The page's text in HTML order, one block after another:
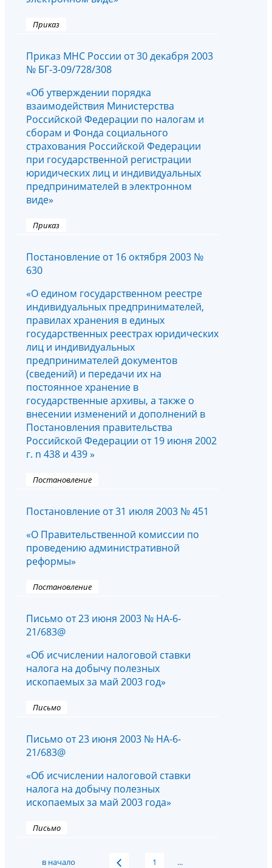
Приказ
Приказ МНС России от 30 декабря 2003
№ БГ-3-09/728/308
«Об утверждении порядка
взаимодействия Министерства
Российской Федерации по налогам и
сборам и Фонда социального
страхования Российской Федерации
при государственной регистрации
юридических лиц и индивидуальных
предпринимателей в электронном
виде»
Приказ
Постановление от 16 октября 2003 №
630
«О едином государственном реестре
индивидуальных предпринимателей,
правилах хранения в единых
государственных реестрах юридических
лиц и индивидуальных
предпринимателей документов
(сведений) и передачи их на
постоянное хранение в
государственные архивы, а также о
внесении изменений и дополнений в
Постановления правительства
Российской Федерации от 19 июня 2002
г. n 438 и 439 »
Постановление
Постановление от 31 июля 2003 № 451
«О Правительственной комиссии по
проведению административной
реформы»
Постановление
Письмо от 23 июня 2003 № НА-6-
21/683@
«Об исчислении налоговой ставки
налога на добычу полезных
ископаемых за май 2003 год»
Письмо
Письмо от 23 июня 2003 № НА-6-
21/683@
«Об исчислении налоговой ставки
налога на добычу полезных
ископаемых за май 2003 года»
Письмо
в начало 1
...